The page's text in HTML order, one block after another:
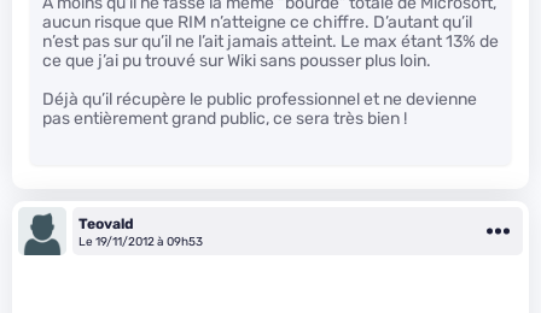
aucun risque que RIM n’atteigne ce chiffre. D’autant qu’il
n’est pas sur qu’il ne l’ait jamais atteint. Le max étant 13% de
ce que j’ai pu trouvé sur Wiki sans pousser plus loin.
Déjà qu’il récupère le public professionnel et ne devienne
pas entièrement grand public, ce sera très bien !
Teovald
Le 19/11/2012 à 09h53